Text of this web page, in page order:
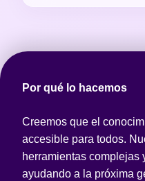
Por qué lo hacemos
Creemos que el
accesible para todos.
herramientas complejas
ayudando a la próxima